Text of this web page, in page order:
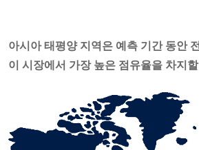
아시아 태평양 지역은 예측 기간 동안
이 시장에서 가장 높은 점유율을 차지